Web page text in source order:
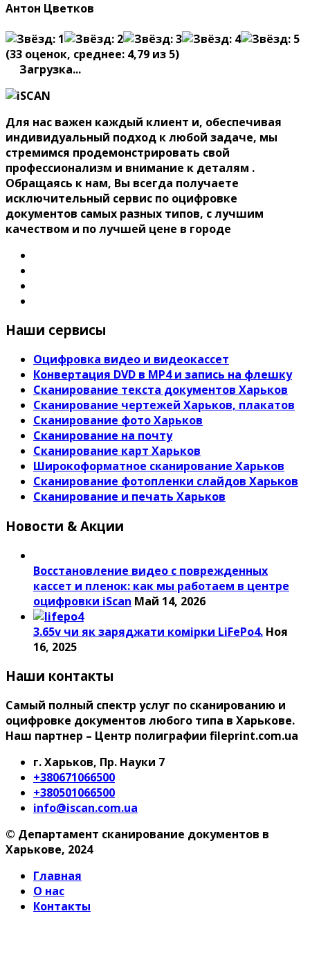
Антон Цветков
(33 оценок, среднее: 4,79 из 5)
Загрузка...
Для нас важен каждый клиент и, обеспечивая
индивидуальный подход к любой задаче, мы
стремимся продемонстрировать свой
профессионализм и внимание к деталям .
Обращаясь к нам, Вы всегда получаете
исключительный сервис по оцифровке
документов самых разных типов, с лучшим
качеством и по лучшей цене в городе
Наши сервисы
Оцифровка видео и видеокассет
Конвертация DVD в MP4 и запись на флешку
Сканирование текста документов Харьков
Сканирование чертежей Харьков, плакатов
Сканирование фото Харьков
Сканирование на почту
Сканирование карт Харьков
Широкоформатное сканирование Харьков
Сканирование фотопленки слайдов Харьков
Сканирование и печать Харьков
Новости & Акции
Восстановление видео с поврежденных
кассет и пленок: как мы работаем в центре
оцифровки iScan Май 14, 2026
3.65v чи як заряджати комірки LiFePo4. Ноя
16, 2025
Наши контакты
Самый полный спектр услуг по сканированию и
оцифровке документов любого типа в Харькове.
Наш партнер – Центр полиграфии fileprint.com.ua
г. Харьков, Пр. Науки 7
+380671066500
+380501066500
info@iscan.com.ua
© Департамент сканирование документов в
Харькове, 2024
Главная
О нас
Контакты